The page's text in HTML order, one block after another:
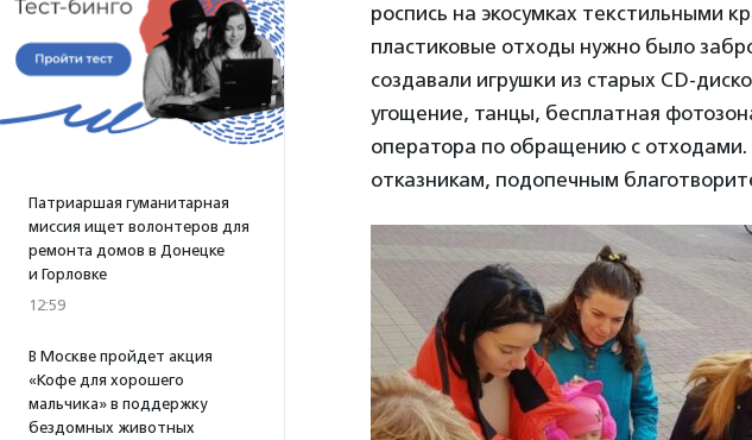
Патриаршая гуманитарная
миссия ищет волонтеров для
ремонта домов в Донецке
и Горловке
12:59
В Москве пройдет акция
«Кофе для хорошего
мальчика» в поддержку
бездомных животных
роспись на экосумках текстильными
пластиковые отходы нужно было
создавали игрушки из старых CD-
угощение, танцы, бесплатная
оператора по обращению с
отказникам, подопечным